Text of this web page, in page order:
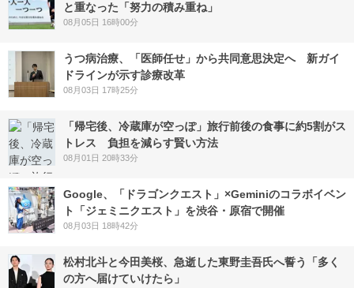
と重なった「努力の積み重ね」
08月05日 16時00分
うつ病治療、「医師任せ」から共同意思決定へ 新ガイ
ドラインが示す診療改革
08月03日 17時25分
「帰宅後、冷蔵庫が空っぽ」旅行前後の食事に約5割がス
トレス 負担を減らす賢い方法
08月01日 20時33分
Google、「ドラゴンクエスト」×Geminiのコラボイベン
ト「ジェミニクエスト」を渋谷・原宿で開催
08月03日 18時42分
松村北斗と今田美桜、急逝した東野圭吾氏へ誓う「多く
の方へ届けていけたら」